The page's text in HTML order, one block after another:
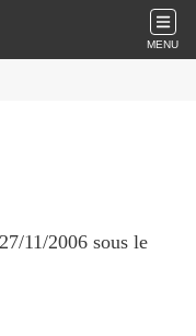
MENU
11/2006 sous le